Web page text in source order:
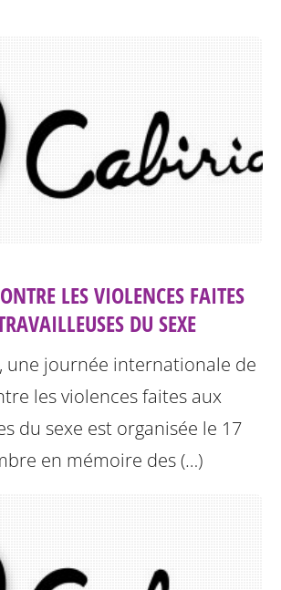
LES VIOLENCES FAITES
DU SEXE
une journée internationale de
les violences faites aux
du sexe est organisée le 17
en mémoire des (…)